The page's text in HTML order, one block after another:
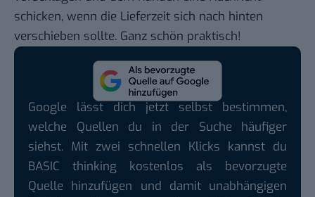
schicken, wenn die Lieferzeit sich nach hinten
verschieben sollte. Ganz schön praktisch!
Google lässt dich jetzt selbst bestimmen,
welche Quellen du in der Suche häufiger
siehst. Mit zwei schnellen Klicks kannst du
BASIC thinking kostenlos als bevorzugte
Quelle hinzufügen und damit unabhängigen